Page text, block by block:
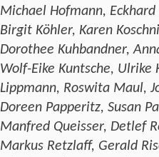
Michael Hofmann,
Birgit Köhler, Karen
Dorothee Kuhbandner,
Wolf-Eike Kuntsche, Ulrike
Lippmann, Roswita Maul,
Doreen Papperitz, Susan
Manfred Queisser, Detlef
Markus Retzlaff, Gerald